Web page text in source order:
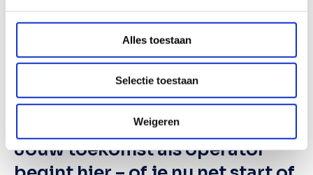
Alles toestaan
Selectie toestaan
Weigeren
Schrijf je in voor onze vacature alert!
Vacature alert ontvangen
Jouw toekomst als operator